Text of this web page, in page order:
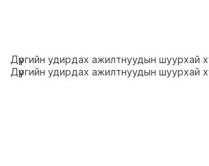
Дүүргийн удирдах ажилтнуудын шуурхай
Дүүргийн удирдах ажилтнуудын шуурхай